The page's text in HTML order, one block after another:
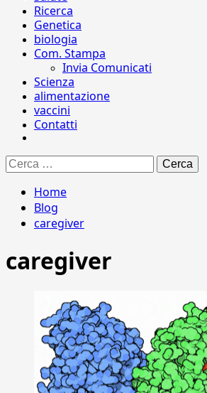
Ricerca
Genetica
biologia
Com. Stampa
Invia Comunicati
Scienza
alimentazione
vaccini
Contatti
Ricerca
per:
Home
Blog
caregiver
caregiver